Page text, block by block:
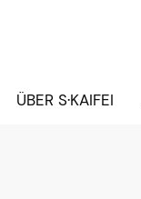
ÜBER S·KAIFEI